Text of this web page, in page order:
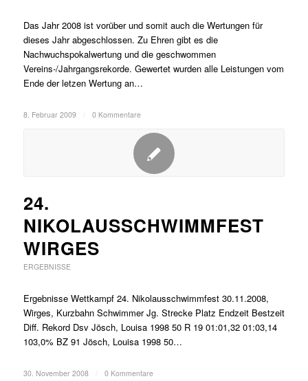
Das Jahr 2008 ist vorüber und somit auch die Wertungen für
dieses Jahr abgeschlossen. Zu Ehren gibt es die
Nachwuchspokalwertung und die geschwommen
Vereins-/Jahrgangsrekorde. Gewertet wurden alle Leistungen vom
Ende der letzen Wertung an…
8. Februar 2009 0 Kommentare
24.
NIKOLAUSSCHWIMMFEST
WIRGES
ERGEBNISSE
Ergebnisse Wettkampf 24. Nikolausschwimmfest 30.11.2008,
Wirges, Kurzbahn Schwimmer Jg. Strecke Platz Endzeit Bestzeit
Diff. Rekord Dsv Jösch, Louisa 1998 50 R 19 01:01,32 01:03,14
103,0% BZ 91 Jösch, Louisa 1998 50…
30. November 2008 0 Kommentare